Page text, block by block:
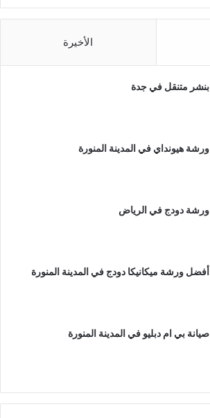
الأخيرة
بنشر متنقل في جدة
ورشة هيونداي في المدينة المنورة
ورشة دودج في الرياض
أفضل ورشة ميكانيكا دودج في المدينة المنورة
صيانة بي ام دبليو في المدينة المنورة